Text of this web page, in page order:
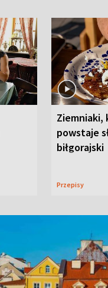
Ziemniaki,
powstaje
biłgorajski
Przepisy